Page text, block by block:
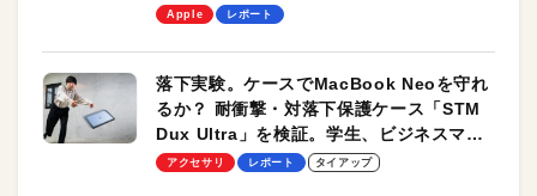
します！
Apple レポート
落下実験。ケースでMacBook Neoを守れ
るか？ 耐衝撃・対落下保護ケース「STM
Dux Ultra」を検証。学生、ビジネスマン
のモバイルユースに最適！
アクセサリ レポート タイアップ